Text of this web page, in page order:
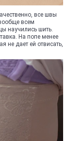
все швы
всем
научились шить.
На попе менее
не дает ей отвисать,